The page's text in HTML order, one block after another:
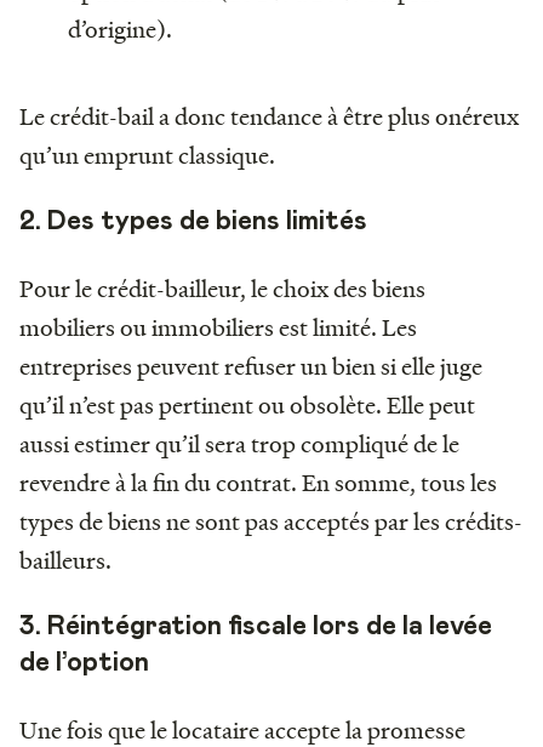
d’origine).
Le crédit-bail a donc tendance à être plus onéreux
qu’un emprunt classique.
2. Des types de biens limités
Pour le crédit-bailleur, le choix des biens
mobiliers ou immobiliers est limité. Les
entreprises peuvent refuser un bien si elle juge
qu’il n’est pas pertinent ou obsolète. Elle peut
aussi estimer qu’il sera trop compliqué de le
revendre à la fin du contrat. En somme, tous les
types de biens ne sont pas acceptés par les crédits-
bailleurs.
3. Réintégration fiscale lors de la levée
de l’option
Une fois que le locataire accepte la promesse